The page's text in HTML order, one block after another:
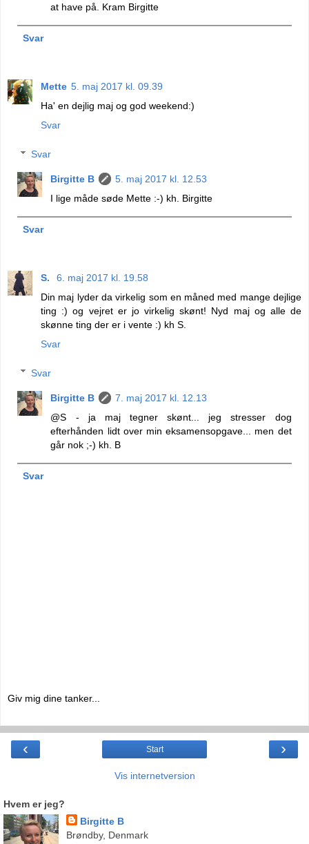
at have på. Kram Birgitte
Svar
Mette 5. maj 2017 kl. 09.39
Ha' en dejlig maj og god weekend:)
Svar
Svar
Birgitte B
5. maj 2017 kl. 12.53
I lige måde søde Mette :-) kh. Birgitte
Svar
S.
6. maj 2017 kl. 19.58
Din maj lyder da virkelig som en måned med mange dejlige
ting :) og vejret er jo virkelig skønt! Nyd maj og alle de
skønne ting der er i vente :) kh S.
Svar
Svar
Birgitte B
7. maj 2017 kl. 12.13
@S - ja maj tegner skønt... jeg stresser dog
efterhånden lidt over min eksamensopgave... men det
går nok ;-) kh. B
Svar
Giv mig dine tanker...
‹ ›
Start
Vis internetversion
Hvem er jeg?
Birgitte B
Brøndby, Denmark